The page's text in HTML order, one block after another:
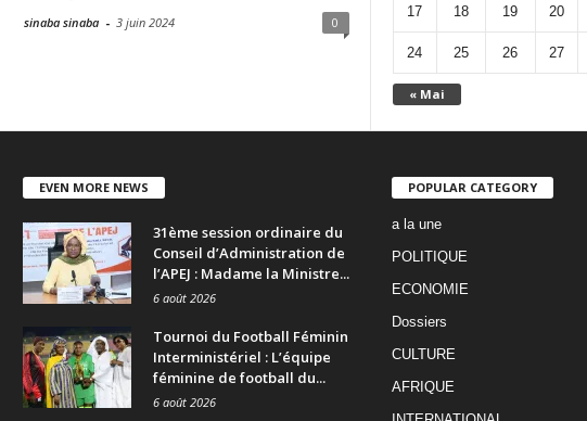
sinaba sinaba - 3 juin 2024 0
« Mai
17 18 19 20
24 25 26 27
EVEN MORE NEWS
31ème session ordinaire du
Conseil d’Administration de
l’APEJ : Madame la Ministre...
6 août 2026
Tournoi du Football Féminin
Interministériel : L’équipe
féminine de football du...
6 août 2026
POPULAR CATEGORY
a la une
POLITIQUE
ECONOMIE
Dossiers
CULTURE
AFRIQUE